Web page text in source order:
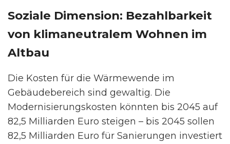
Soziale Dimension: Bezahlbarkeit
von klimaneutralem Wohnen im
Altbau
Die Kosten für die Wärmewende im
Gebäudebereich sind gewaltig. Die
Modernisierungskosten könnten bis 2045 auf
82,5 Milliarden Euro steigen – bis 2045 sollen
82,5 Milliarden Euro für Sanierungen investiert